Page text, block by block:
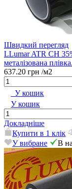
Швидкий перегляд
LLumar ATR CH
металізована плівка.
637.20 грн /м2
У кошик
У кошик
Докладніше
Купити в 1 клік
У вибране
В